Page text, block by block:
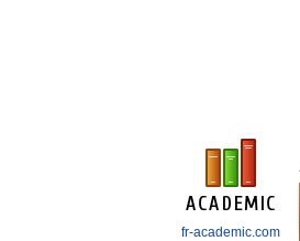
fr-academic.com